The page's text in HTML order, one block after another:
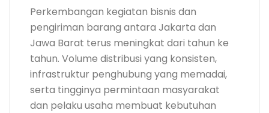
Perkembangan kegiatan bisnis dan
pengiriman barang antara Jakarta dan
Jawa Barat terus meningkat dari tahun ke
tahun. Volume distribusi yang konsisten,
infrastruktur penghubung yang memadai,
serta tingginya permintaan masyarakat
dan pelaku usaha membuat kebutuhan